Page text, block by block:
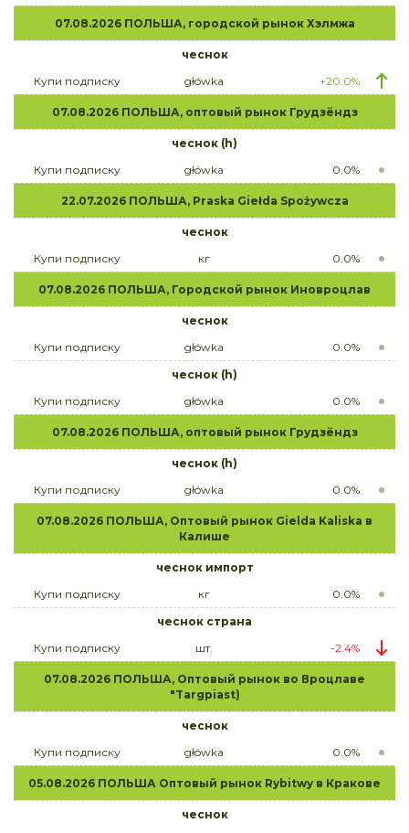
07.08.2026 ПОЛЬША, городской рынок Хэлмжа
чеснок
Купи подписку
główka +20.0%
07.08.2026 ПОЛЬША, оптовый рынок Грудзёндз
чеснок (h)
Купи подписку
główka 0.0%
22.07.2026 ПОЛЬША, Praska Giełda Spożywcza
чеснок
Купи подписку
кг 0.0%
07.08.2026 ПОЛЬША, Городской рынок Иновроцлав
чеснок
Купи подписку
główka
0.0%
чеснок (h)
Купи подписку
główka 0.0%
07.08.2026 ПОЛЬША, оптовый рынок Грудзёндз
чеснок (h)
Купи подписку
główka 0.0%
07.08.2026 ПОЛЬША, Оптовый рынок Gielda Kaliska в
Калише
чеснок импорт
Купи подписку
кг
0.0%
чеснок страна
Купи подписку
шт. -2.4%
07.08.2026 ПОЛЬША, Оптовый рынок во Вроцлаве
"Targpiast)
чеснок
Купи подписку
główka 0.0%
05.08.2026 ПОЛЬША Оптовый рынок Rybitwy в Кракове
чеснок